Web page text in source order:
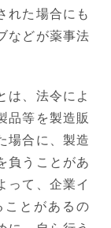
れた場合にも
などが薬事法
は、法令によ
品等を製造販
場合に、製造
負うことがあ
って、企業イ
ことがあるの